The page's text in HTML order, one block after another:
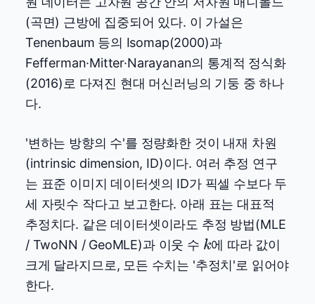
(곡면) 근방에 집중되어 있다. 이 가설은
Tenenbaum 등의 Isomap(2000)과
Fefferman·Mitter·Narayanan의 통계적 정식화
(2016)로 다져진 현대 머신러닝의 기둥 중 하나
다.
'변하는 방향의 수'를 정량화한 것이 내재 차원
(intrinsic dimension, ID)이다. 여러 추정 연구
는 표준 이미지 데이터셋의 ID가 픽셀 수보다 두
세 자릿수 작다고 보고한다. 아래 표는 대표적
추정치다. 같은 데이터셋이라도 추정 방법(MLE
/ TwoNN / GeoMLE)과 이웃 수 k
k에 따라 값이
크게 달라지므로, 모든 수치는 '추정치'로 읽어야
한다.